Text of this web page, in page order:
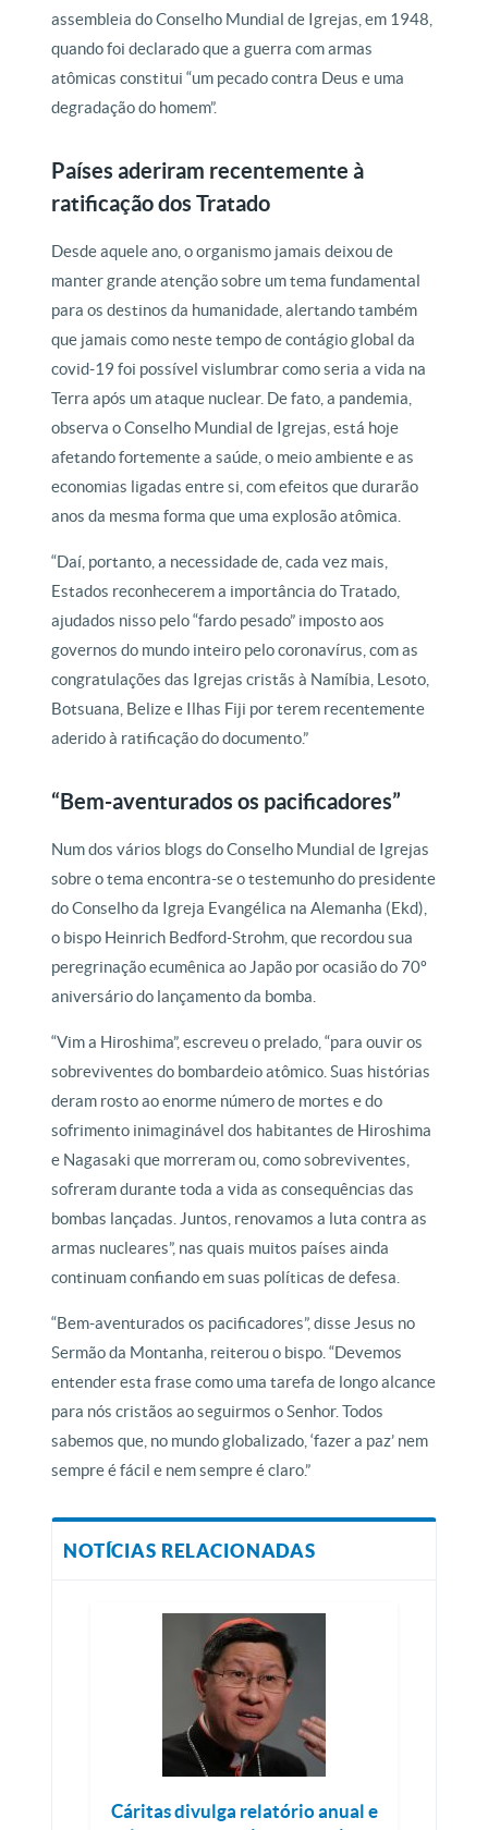
assembleia do Conselho Mundial de Igrejas, em 1948,
quando foi declarado que a guerra com armas
atômicas constitui “um pecado contra Deus e uma
degradação do homem”.
Países aderiram recentemente à
ratificação dos Tratado
Desde aquele ano, o organismo jamais deixou de
manter grande atenção sobre um tema fundamental
para os destinos da humanidade, alertando também
que jamais como neste tempo de contágio global da
covid-19 foi possível vislumbrar como seria a vida na
Terra após um ataque nuclear. De fato, a pandemia,
observa o Conselho Mundial de Igrejas, está hoje
afetando fortemente a saúde, o meio ambiente e as
economias ligadas entre si, com efeitos que durarão
anos da mesma forma que uma explosão atômica.
“Daí, portanto, a necessidade de, cada vez mais,
Estados reconhecerem a importância do Tratado,
ajudados nisso pelo “fardo pesado” imposto aos
governos do mundo inteiro pelo coronavírus, com as
congratulações das Igrejas cristãs à Namíbia, Lesoto,
Botsuana, Belize e Ilhas Fiji por terem recentemente
aderido à ratificação do documento.”
“Bem-aventurados os pacificadores”
Num dos vários blogs do Conselho Mundial de Igrejas
sobre o tema encontra-se o testemunho do presidente
do Conselho da Igreja Evangélica na Alemanha (Ekd),
o bispo Heinrich Bedford-Strohm, que recordou sua
peregrinação ecumênica ao Japão por ocasião do 70º
aniversário do lançamento da bomba.
“Vim a Hiroshima”, escreveu o prelado, “para ouvir os
sobreviventes do bombardeio atômico. Suas histórias
deram rosto ao enorme número de mortes e do
sofrimento inimaginável dos habitantes de Hiroshima
e Nagasaki que morreram ou, como sobreviventes,
sofreram durante toda a vida as consequências das
bombas lançadas. Juntos, renovamos a luta contra as
armas nucleares”, nas quais muitos países ainda
continuam confiando em suas políticas de defesa.
“Bem-aventurados os pacificadores”, disse Jesus no
Sermão da Montanha, reiterou o bispo. “Devemos
entender esta frase como uma tarefa de longo alcance
para nós cristãos ao seguirmos o Senhor. Todos
sabemos que, no mundo globalizado, ‘fazer a paz’ nem
sempre é fácil e nem sempre é claro.”
NOTÍCIAS RELACIONADAS
Cáritas divulga relatório anual e